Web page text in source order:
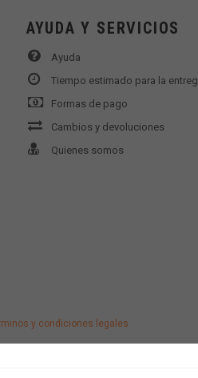
AYUDA Y SERVICIOS
Ayuda
Tiempo estimado para la
Formas de pago
Cambios y devoluciones
Quienes somos
y condiciones legales